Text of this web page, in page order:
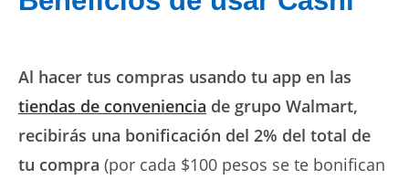
Al hacer tus compras usando tu app en las
tiendas de conveniencia de grupo Walmart,
recibirás una bonificación del 2% del total de
tu compra (por cada $100 pesos se te bonifican